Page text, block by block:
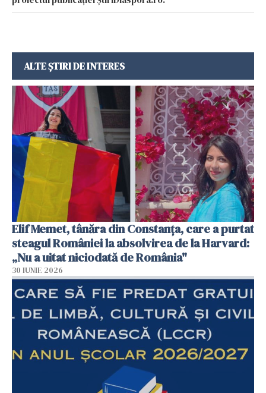
ALTE ȘTIRI DE INTERES
Elif Memet, tânăra din Constanța, care a purtat
steagul României la absolvirea de la Harvard:
„Nu a uitat niciodată de România"
30 IUNIE 2026